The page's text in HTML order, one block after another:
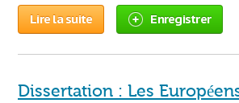
Lire la suite Enregistrer
Dissertation : Les